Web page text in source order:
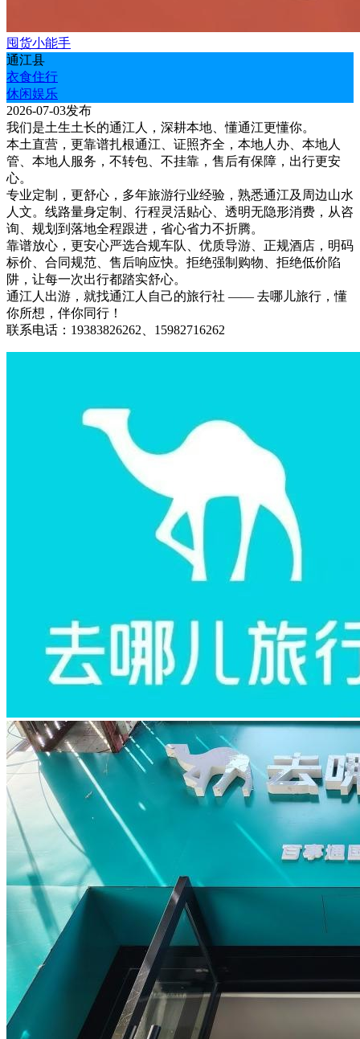
囤货小能手
通江县
衣食住行
休闲娱乐
2026-07-03发布
我们是土生土长的通江人，深耕本地、懂通江更懂你。
本土直营，更靠谱扎根通江、证照齐全，本地人办、本地人
管、本地人服务，不转包、不挂靠，售后有保障，出行更安
心。
专业定制，更舒心，多年旅游行业经验，熟悉通江及周边山水
人文。线路量身定制、行程灵活贴心、透明无隐形消费，从咨
询、规划到落地全程跟进，省心省力不折腾。
靠谱放心，更安心严选合规车队、优质导游、正规酒店，明码
标价、合同规范、售后响应快。拒绝强制购物、拒绝低价陷
阱，让每一次出行都踏实舒心。
通江人出游，就找通江人自己的旅行社 —— 去哪儿旅行，懂
你所想，伴你同行！
联系电话：19383826262、15982716262